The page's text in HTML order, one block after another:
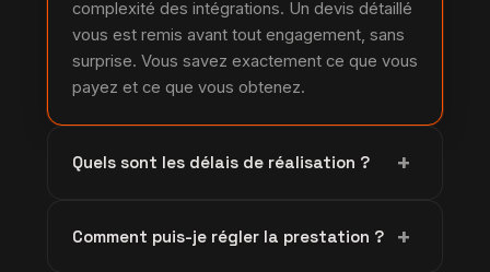
complexité des intégrations. Un devis détaillé
vous est remis avant tout engagement, sans
surprise. Vous savez exactement ce que vous
payez et ce que vous obtenez.
Quels sont les délais de réalisation ? +
ouvrés, un projet standard en 2 à 4 semaines.
Comment puis-je régler la prestation ? +